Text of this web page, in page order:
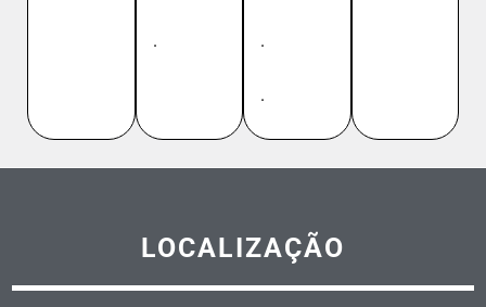
. .
.
LOCALIZAÇÃO